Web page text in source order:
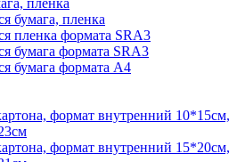
пленка
бумага, пленка
пленка формата SRА3
бумага формата SRА3
бумага формата А4
формат внутренний 10*15см,
формат внутренний 15*20см,